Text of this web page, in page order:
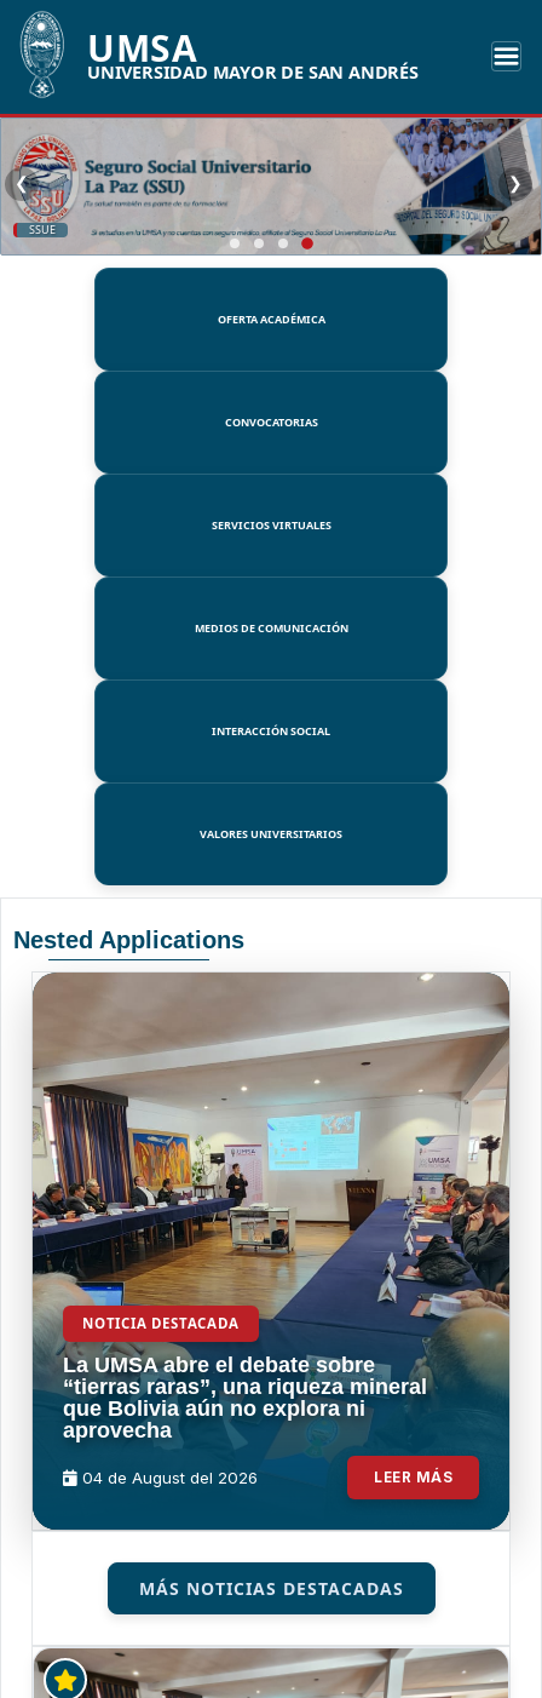
UMSA
UNIVERSIDAD MAYOR DE SAN ANDRÉS
SSUE
❮ ❯
OFERTA ACADÉMICA
CONVOCATORIAS
SERVICIOS VIRTUALES
MEDIOS DE COMUNICACIÓN
INTERACCIÓN SOCIAL
VALORES UNIVERSITARIOS
Nested Applications
NOTICIA DESTACADA
La UMSA abre el debate sobre
“tierras raras”, una riqueza mineral
que Bolivia aún no explora ni
aprovecha
04 de August del 2026 LEER MÁS
MÁS NOTICIAS DESTACADAS